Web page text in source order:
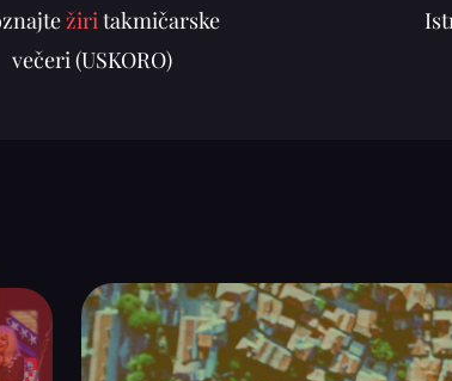
žiritakmičarske
večeri (USKORO)